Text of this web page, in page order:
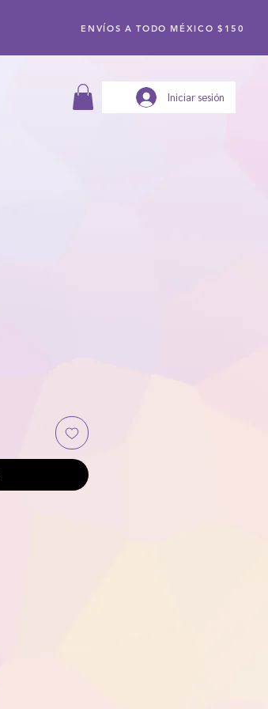
ENVÍOS A TODO MÉXICO $150
Iniciar sesión